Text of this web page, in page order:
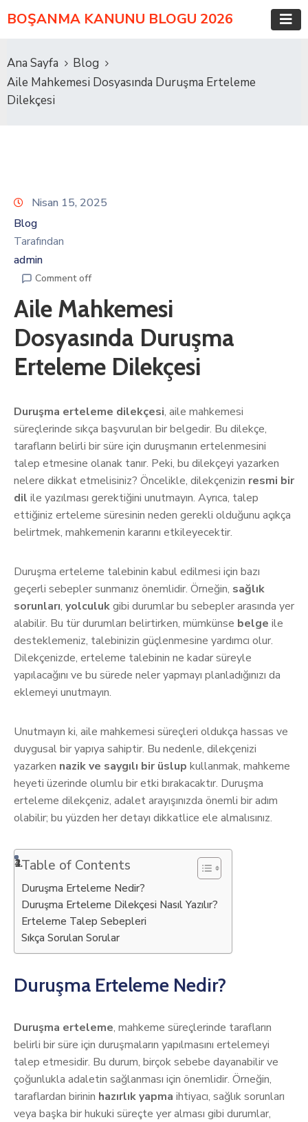
BOŞANMA KANUNU BLOGU 2026
Ana Sayfa
Blog
Aile Mahkemesi Dosyasında Duruşma Erteleme
Dilekçesi
Nisan 15, 2025
Blog
Tarafından
admin
Comment off
Aile Mahkemesi
Dosyasında Duruşma
Erteleme Dilekçesi
Duruşma erteleme dilekçesi, aile mahkemesi
süreçlerinde sıkça başvurulan bir belgedir. Bu dilekçe,
tarafların belirli bir süre için duruşmanın ertelenmesini
talep etmesine olanak tanır. Peki, bu dilekçeyi yazarken
nelere dikkat etmelisiniz? Öncelikle, dilekçenizin resmi bir
dil ile yazılması gerektiğini unutmayın. Ayrıca, talep
ettiğiniz erteleme süresinin neden gerekli olduğunu açıkça
belirtmek, mahkemenin kararını etkileyecektir.
Duruşma erteleme talebinin kabul edilmesi için bazı
geçerli sebepler sunmanız önemlidir. Örneğin, sağlık
sorunları, yolculukgibi durumlar bu sebepler arasında yer
alabilir. Bu tür durumları belirtirken, mümkünse belge ile
desteklemeniz, talebinizin güçlenmesine yardımcı olur.
Dilekçenizde, erteleme talebinin ne kadar süreyle
yapılacağını ve bu sürede neler yapmayı planladığınızı da
eklemeyi unutmayın.
Unutmayın ki, aile mahkemesi süreçleri oldukça hassas ve
duygusal bir yapıya sahiptir. Bu nedenle, dilekçenizi
yazarken nazik ve saygılı bir üslup kullanmak, mahkeme
heyeti üzerinde olumlu bir etki bırakacaktır. Duruşma
erteleme dilekçeniz, adalet arayışınızda önemli bir adım
olabilir; bu yüzden her detayı dikkatlice ele almalısınız.
Table of Contents
Duruşma Erteleme Nedir?
Duruşma Erteleme Dilekçesi Nasıl Yazılır?
Erteleme Talep Sebepleri
Sıkça Sorulan Sorular
Duruşma Erteleme Nedir?
Duruşma erteleme, mahkeme süreçlerinde tarafların
belirli bir süre için duruşmaların yapılmasını ertelemeyi
talep etmesidir. Bu durum, birçok sebebe dayanabilir ve
çoğunlukla adaletin sağlanması için önemlidir. Örneğin,
taraflardan birinin hazırlık yapma ihtiyacı, sağlık sorunları
veya başka bir hukuki süreçte yer alması gibi durumlar,